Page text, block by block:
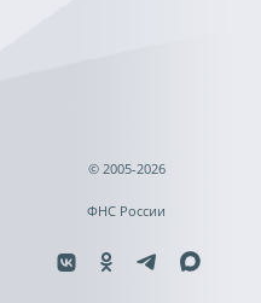
© 2005-2026
ФНС России